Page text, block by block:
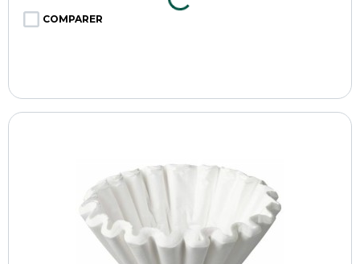
COMPARER